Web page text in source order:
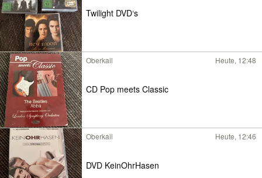
Twilight DVD‘s
Oberkail Heute, 12:48
CD Pop meets Classic
Oberkail Heute, 12:46
DVD KeinOhrHasen